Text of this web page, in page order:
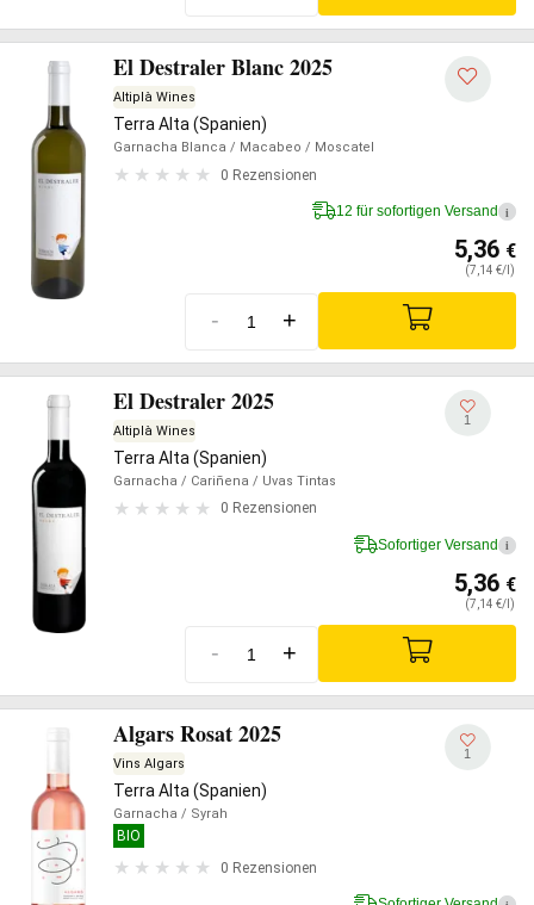
El Destraler Blanc 2025
Altiplà Wines
Terra Alta (Spanien)
Garnacha Blanca / Macabeo / Moscatel
0 Rezensionen
12 für sofortigen Versand i
5,36 €
(7,14 €/l)
- +
El Destraler 2025
Altiplà Wines
Terra Alta (Spanien)
Garnacha / Cariñena / Uvas Tintas
0 Rezensionen
1
Sofortiger Versand i
5,36 €
(7,14 €/l)
- +
Algars Rosat 2025
Vins Algars
Terra Alta (Spanien)
Garnacha / Syrah
BIO
0 Rezensionen
1